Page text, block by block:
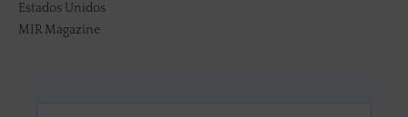
Estados Unidos
MIR Magazine